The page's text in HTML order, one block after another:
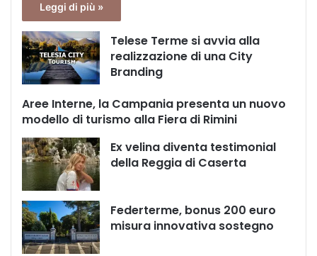
Leggi di più »
Telese Terme si avvia alla
realizzazione di una City
Branding
Aree Interne, la Campania presenta un nuovo
modello di turismo alla Fiera di Rimini
Ex velina diventa testimonial
della Reggia di Caserta
Federterme, bonus 200 euro
misura innovativa sostegno